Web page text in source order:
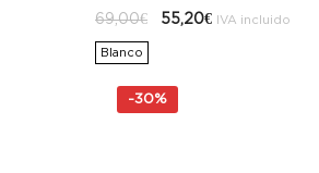
69,00€
El55,20€ElIVA incluido
Blanco
-30%